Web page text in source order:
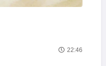
22:46